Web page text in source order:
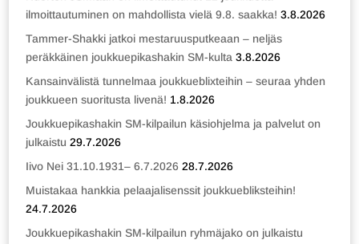
ilmoittautuminen on mahdollista vielä 9.8. saakka! 3.8.2026
Tammer-Shakki jatkoi mestaruusputkeaan – neljäs
peräkkäinen joukkuepikashakin SM-kulta 3.8.2026
Kansainvälistä tunnelmaa joukkueblixteihin – seuraa yhden
joukkueen suoritusta livenä! 1.8.2026
Joukkuepikashakin SM-kilpailun käsiohjelma ja palvelut on
julkaistu 29.7.2026
Iivo Nei 31.10.1931– 6.7.2026 28.7.2026
Muistakaa hankkia pelaajalisenssit joukkuebliksteihin!
24.7.2026
Joukkuepikashakin SM-kilpailun ryhmäjako on julkaistu